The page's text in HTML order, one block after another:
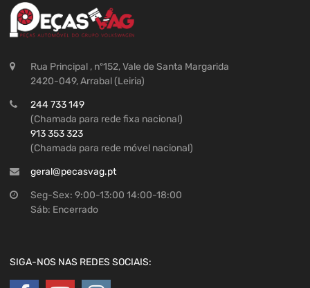
Rua Principal , nº152, Vale de Santa Margarida
2420-049, Arrabal (Leiria)
244 733 149
(Chamada para rede fixa nacional)
913 353 323
(Chamada para rede móvel nacional)
geral@pecasvag.pt
Seg-Sex: 9:00-13:00 14:00-18:00
Sáb: Encerrado
SIGA-NOS NAS REDES SOCIAIS: